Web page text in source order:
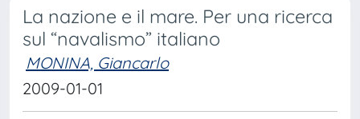
La nazione e il mare. Per una ricerca
sul “navalismo” italiano
MONINA, Giancarlo
2009-01-01